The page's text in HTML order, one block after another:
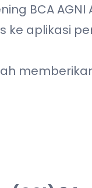
BCA AGNI
aplikasi